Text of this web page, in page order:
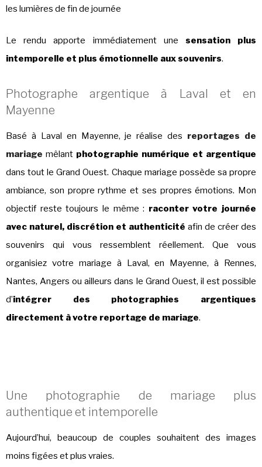
les lumières de fin de journée
Le rendu apporte immédiatement une sensation plus
intemporelle et plus émotionnelle aux souvenirs.
Photographe argentique à Laval et en
Mayenne
Basé à Laval en Mayenne, je réalise des reportages de
mariage mêlant photographie numérique et argentique
dans tout le Grand Ouest. Chaque mariage possède sa propre
ambiance, son propre rythme et ses propres émotions. Mon
objectif reste toujours le même : raconter votre journée
avec naturel, discrétion et authenticité afin de créer des
souvenirs qui vous ressemblent réellement. Que vous
organisiez votre mariage à Laval, en Mayenne, à Rennes,
Nantes, Angers ou ailleurs dans le Grand Ouest, il est possible
d’intégrer des photographies argentiques
directement à votre reportage de mariage.
Une photographie de mariage plus
authentique et intemporelle
Aujourd’hui, beaucoup de couples souhaitent des images
moins figées et plus vraies.